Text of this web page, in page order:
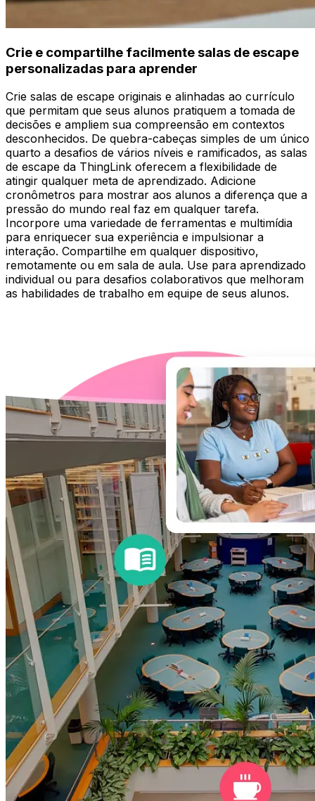
Crie e compartilhe facilmente salas de escape
personalizadas para aprender
Crie salas de escape originais e alinhadas ao currículo
que permitam que seus alunos pratiquem a tomada de
decisões e ampliem sua compreensão em contextos
desconhecidos. De quebra-cabeças simples de um único
quarto a desafios de vários níveis e ramificados, as salas
de escape da ThingLink oferecem a flexibilidade de
atingir qualquer meta de aprendizado. Adicione
cronômetros para mostrar aos alunos a diferença que a
pressão do mundo real faz em qualquer tarefa.
Incorpore uma variedade de ferramentas e multimídia
para enriquecer sua experiência e impulsionar a
interação. Compartilhe em qualquer dispositivo,
remotamente ou em sala de aula. Use para aprendizado
individual ou para desafios colaborativos que melhoram
as habilidades de trabalho em equipe de seus alunos.